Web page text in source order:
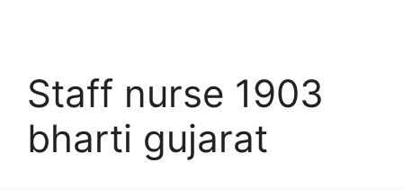
Staff nurse 1903
bharti gujarat